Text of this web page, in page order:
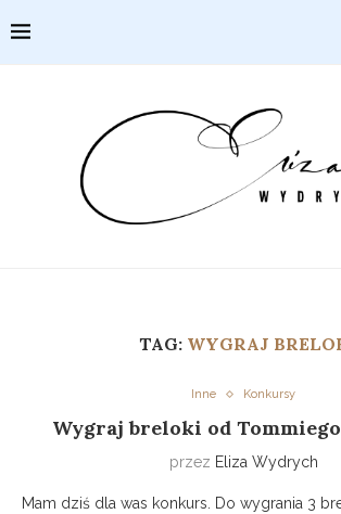
TAG: WYGRAJ
Inne Konkursy
Wygraj breloki od
przez Eliza Wydrych
Mam dziś dla was konkurs. Do wygrania 3